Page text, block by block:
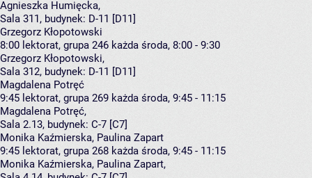
Agnieszka Humięcka,
Sala 311, budynek: D-11 [D11]
Grzegorz Kłopotowski
8:00 lektorat, grupa 246 każda środa, 8:00 - 9:30
Grzegorz Kłopotowski,
Sala 312, budynek: D-11 [D11]
Magdalena Potręć
9:45 lektorat, grupa 269 każda środa, 9:45 - 11:15
Magdalena Potręć,
Sala 2.13, budynek: C-7 [C7]
Monika Kaźmierska, Paulina Zapart
9:45 lektorat, grupa 268 każda środa, 9:45 - 11:15
Monika Kaźmierska, Paulina Zapart,